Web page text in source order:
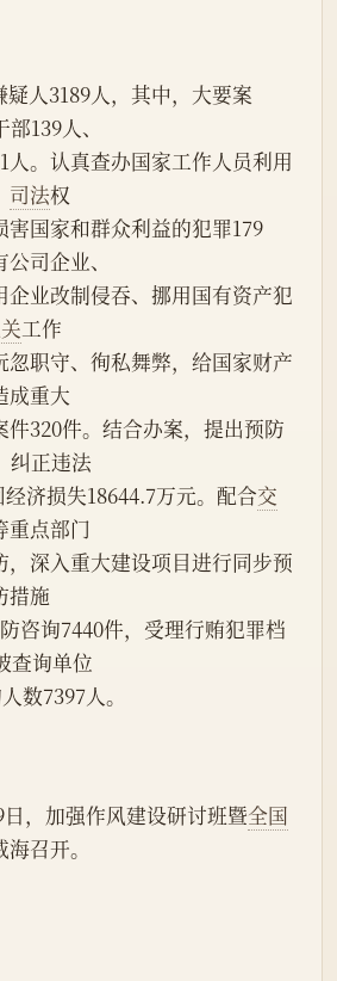
139人、
人。认真查办国家工作人员利用
司法权
国家和群众利益的犯罪179
司企业、
企业改制侵吞、挪用国有资产犯
工作
忽职守、徇私舞弊，给国家财产
成重大
320件。结合办案，提出预防
纠正违法
济损失18644.7万元。配合交
重点部门
，深入重大建设项目进行同步预
措施
咨询7440件，受理行贿犯罪档
查询单位
数7397人。
，加强作风建设研讨班暨全国
召开。